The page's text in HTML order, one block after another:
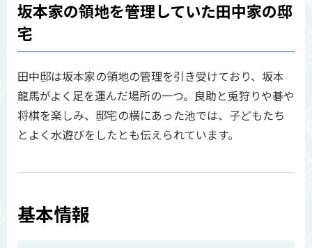
坂本家の領地を管理していた田中家の邸
宅
田中邸は坂本家の領地の管理を引き受けており、坂本
龍馬がよく足を運んだ場所の一つ。良助と兎狩りや碁や
将棋を楽しみ、邸宅の横にあった池では、子どもたち
とよく水遊びをしたとも伝えられています。
基本情報